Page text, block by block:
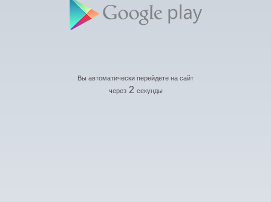
Вы автоматически перейдете на сайт
через 2 секунды